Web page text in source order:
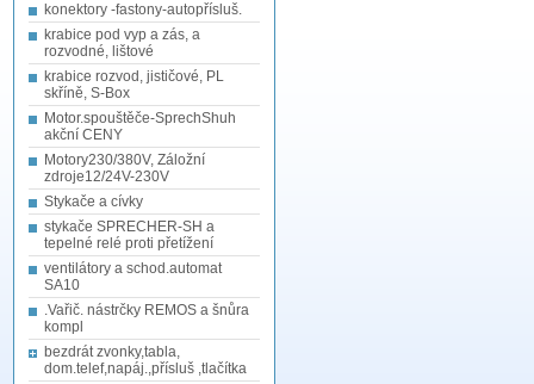
konektory -fastony-autopřísluš.
krabice pod vyp a zás, a
rozvodné, lištové
krabice rozvod, jističové, PL
skříně, S-Box
Motor.spouštěče-SprechShuh
akční CENY
Motory230/380V, Záložní
zdroje12/24V-230V
Stykače a cívky
stykače SPRECHER-SH a
tepelné relé proti přetížení
ventilátory a schod.automat
SA10
.Vařič. nástrčky REMOS a šnůra
kompl
bezdrát zvonky,tabla,
dom.telef,napáj.,přísluš ,tlačítka